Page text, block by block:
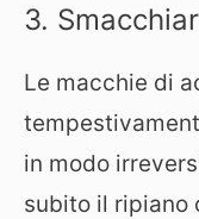
3.
Le macchie di
in modo
subito il ripiano